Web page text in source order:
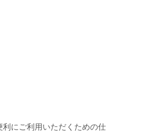
にご利用いただくための仕